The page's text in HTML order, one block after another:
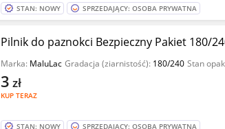
STAN: NOWY SPRZEDAJĄCY: OSOBA PRYWATNA
Pilnik do paznokci Bezpieczny Pakiet 180/
Marka: MaluLac Gradacja (ziarnistość): 180/240 Stan
KUP TERAZ
3 zł
STAN: NOWY SPRZEDAJĄCY: OSOBA PRYWATNA